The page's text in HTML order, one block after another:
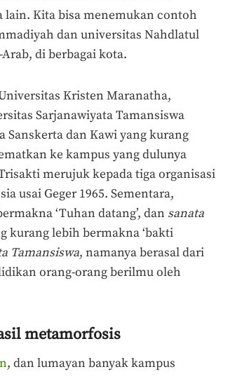
lain. Kita bisa menemukan contoh
dan universitas Nahdlatul
di berbagai kota.
Kristen Maranatha,
Sarjanawiyata Tamansiswa
Sanskerta dan Kawi yang kurang
ke kampus yang dulunya
merujuk kepada tiga organisasi
usai Geger 1965. Sementara,
‘Tuhan datang’, dan sanata
kurang lebih bermakna ‘bakti
Tamansiswa, namanya berasal dari
orang-orang berilmu oleh
metamorfosis
, dan lumayan banyak kampus